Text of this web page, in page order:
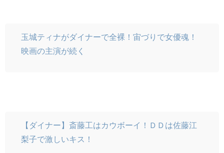
玉城ティナがダイナーで全裸！宙づりで女優魂！
映画の主演が続く
【ダイナー】斎藤工はカウボーイ！ＤＤは佐藤江
梨子で激しいキス！